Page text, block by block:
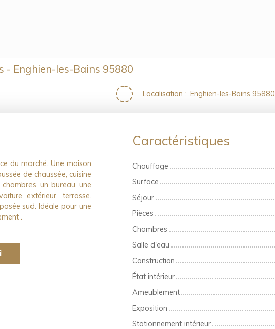
- Enghien-les-Bains 95880
Localisation : Enghien-les-Bains 95880
du marché. Une maison
de chaussée, cuisine
un bureau, une
extérieur, terrasse.
sud. Idéale pour une
.
Caractéristiques
Chauffage
Surface
Séjour
Pièces
Chambres
Salle d'eau
Construction
État intérieur
Ameublement
Exposition
Stationnement intérieur